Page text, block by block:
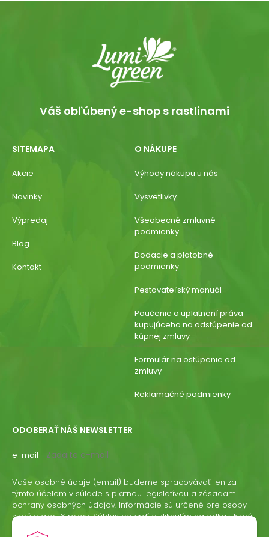
Váš obľúbený e-shop s rastlinami
SITEMAPA
Akcie
Novinky
Výpredaj
Blog
Kontakt
O NÁKUPE
Výhody nákupu u nás
Vysvetlivky
Všeobecné zmluvné
podmienky
Dodacie a platobné
podmienky
Pestovateľský manuál
Poučenie o uplatnení práva
kupujúceho na odstúpenie od
kúpnej zmluvy
Formulár na ostúpenie od
zmluvy
Reklamačné podmienky
ODOBERAŤ NÁŠ NEWSLETTER
e-mail
Vaše osobné údaje (email) budeme spracovávať len za
týmto účelom v súlade s platnou legislatívou a zásadami
ochrany osobných údajov. Informácie sú určené pre osoby
staršie ako 16 rokov. Súhlas potvrdíte kliknutím na odkaz, ktorý